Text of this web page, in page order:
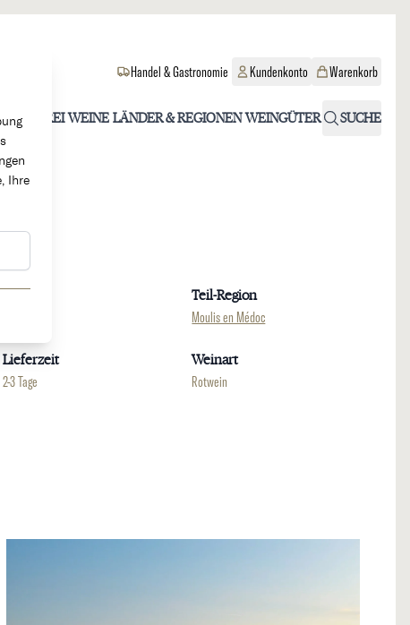
Ihre
WEINE LÄNDER & REGIONEN WEINGÜTER SUCHE
Handel & Gastronomie Kundenkonto Warenkorb
Teil-Region
Moulis en Médoc
Lieferzeit
2-3 Tage
Weinart
Rotwein